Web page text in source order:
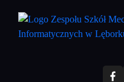
treści